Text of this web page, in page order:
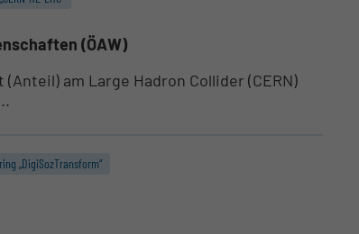
(ÖAW)
am Large Hadron Collider (CERN)
„DigiSozTransform“